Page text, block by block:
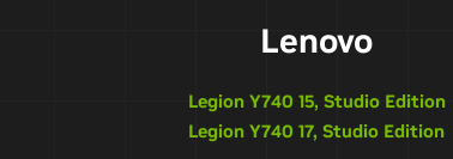
Lenovo
Legion Y740 15, Studio Edition
Legion Y740 17, Studio Edition